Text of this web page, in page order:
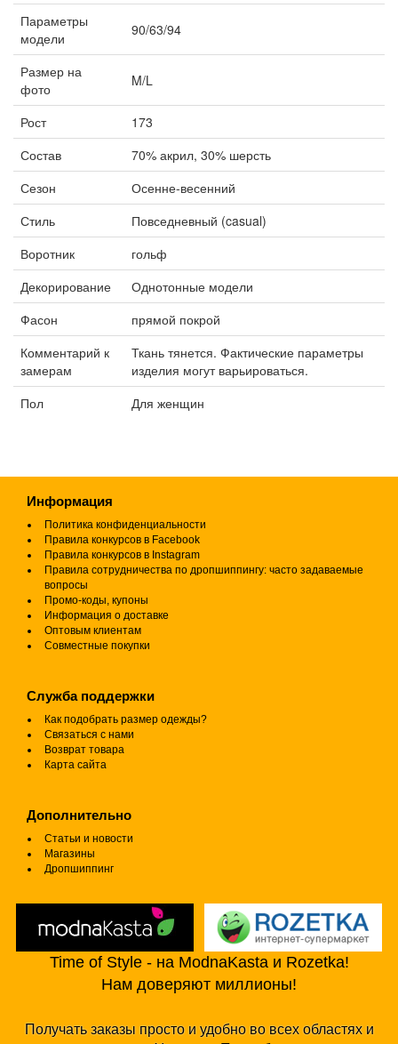
Параметры
модели
90/63/94
Размер на
фото
M/L
Рост
173
Состав
70% акрил, 30% шерсть
Сезон
Осенне-весенний
Стиль
Повседневный (casual)
Воротник
гольф
Декорирование
Однотонные модели
Фасон
прямой покрой
Комментарий к
замерам
Ткань тянется. Фактические параметры
изделия могут варьироваться.
Пол
Для женщин
Информация
Политика конфиденциальности
Правила конкурсов в Facebook
Правила конкурсов в Instagram
Правила сотрудничества по дропшиппингу: часто задаваемые
вопросы
Промо-коды, купоны
Информация о доставке
Оптовым клиентам
Совместные покупки
Служба поддержки
Как подобрать размер одежды?
Связаться с нами
Возврат товара
Карта сайта
Дополнительно
Статьи и новости
Магазины
Дропшиппинг
Time of Style - на ModnaKasta и Rozetka!
Нам доверяют миллионы!
Получать заказы просто и удобно во всех областях и